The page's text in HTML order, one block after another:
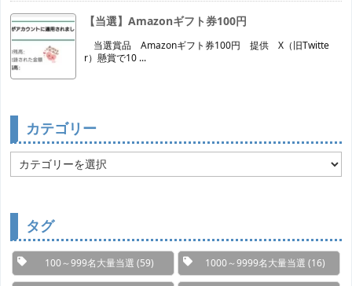
【当選】Amazonギフト券100円
当選賞品 Amazonギフト券100円 提供 X（旧Twitte
r）懸賞で10 ...
カテゴリー
カ
テ
タグ
100～999名大量当選 (59) 1000～9999名大量当選 (16)